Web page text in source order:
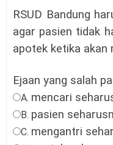
RSUD Bandung
agar pasien tidak
apotek ketika akan
Ejaan yang salah
A. mencari
B. pasien
C. mengantri